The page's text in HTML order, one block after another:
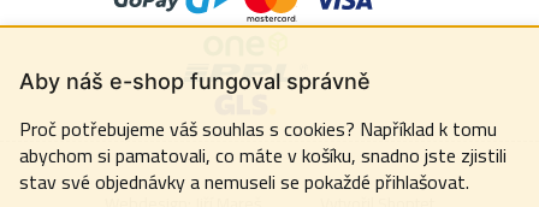
Aby náš e-shop fungoval správně
Proč potřebujeme váš souhlas s cookies? Například k tomu
abychom si pamatovali, co máte v košíku, snadno jste zjistili
stav své objednávky a nemuseli se pokaždé přihlašovat.